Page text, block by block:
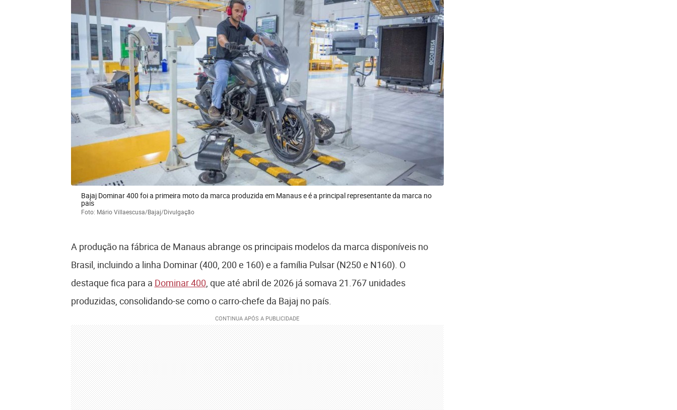
Bajaj Dominar 400 foi a primeira moto da marca produzida em Manaus e é a principal representante da marca no
país
Foto: Mário Villaescusa/Bajaj/Divulgação
A produção na fábrica de Manaus abrange os principais modelos da marca disponíveis no
Brasil, incluindo a linha Dominar (400, 200 e 160) e a família Pulsar (N250 e N160). O
destaque fica para a Dominar 400, que até abril de 2026 já somava 21.767 unidades
produzidas, consolidando-se como o carro-chefe da Bajaj no país.